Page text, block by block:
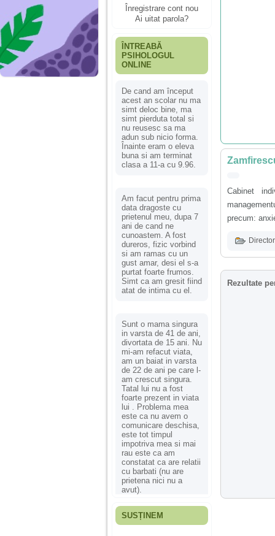
Înregistrare cont nou
Ai uitat parola?
ÎNTREABĂ
PSIHOLOGUL
ONLINE
De cand am început
acest an scolar nu ma
simt deloc bine, ma
simt pierduta total si
nu reusesc sa ma
adun sub nicio forma.
Înainte eram o eleva
buna si am terminat
clasa a 11-a cu 9.96.
Am facut pentru prima
data dragoste cu
prietenul meu, dupa 7
ani de cand ne
cunoastem. A fost
dureros, fizic vorbind
si am ramas cu un
gust amar, desi el s-a
purtat foarte frumos.
Simt ca am gresit fiind
atat de intima cu el.
Sunt o mama singura
in varsta de 41 de ani,
divortata de 15 ani. Nu
mi-am refacut viata,
am un baiat in varsta
de 22 de ani pe care l-
am crescut singura.
Tatal lui nu a fost
foarte prezent in viata
lui . Problema mea
este ca nu avem o
comunicare deschisa,
este tot timpul
impotriva mea si mai
rau este ca am
constatat ca are relatii
cu barbati (nu are
prietena nici nu a
avut).
Fiica mea s-a nascut
SUSȚINEM
Cabinet
precum:
Rezultate